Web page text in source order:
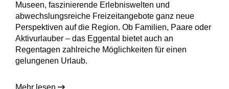
Museen, faszinierende Erlebniswelten und
abwechslungsreiche Freizeitangebote ganz neue
Perspektiven auf die Region. Ob Familien, Paare oder
Aktivurlauber – das Eggental bietet auch an
Regentagen zahlreiche Möglichkeiten für einen
gelungenen Urlaub.